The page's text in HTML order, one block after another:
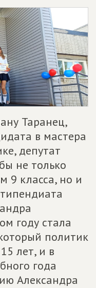
Таранец,
в мастера
депутат
не только
9 класса, но и
году стала
политик
лет, и в
года
Александра